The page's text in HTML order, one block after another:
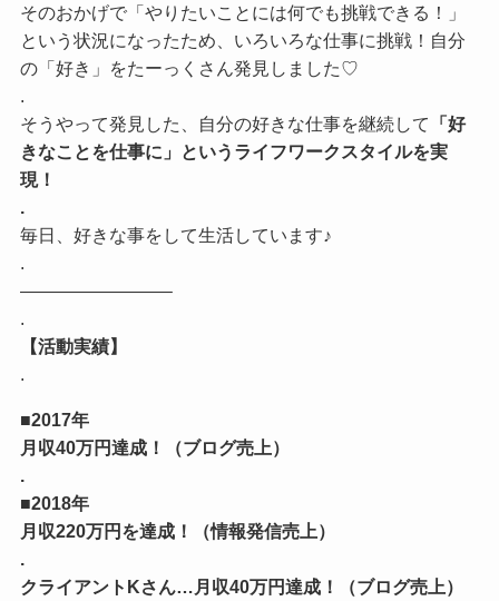
そのおかげで「やりたいことには何でも挑戦できる！」
という状況になったため、いろいろな仕事に挑戦！自分
の「好き」をたーっくさん発見しました♡
そうやって発見した、自分の好きな仕事を継続して
「好
きなことを仕事に」というライフワークスタイルを実
現！
毎日、好きな事をして生活しています♪
————————–
【活動実績】
■2017年
月収40万円達成！（ブログ売上）
.
■2018年
月収220万円を達成！（情報発信売上）
.
クライアントKさん…月収40万円達成！（ブログ売上）